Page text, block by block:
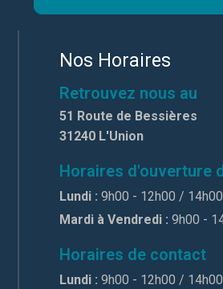
Nos Horaires
Retrouvez nous au
51 Route de Bessières
31240 L'Union
Horaires d'ouverture
Lundi : 9h00 - 12h00 /
Mardi à Vendredi : 9h00 -
Horaires de contact
Lundi : 9h00 - 12h00 /